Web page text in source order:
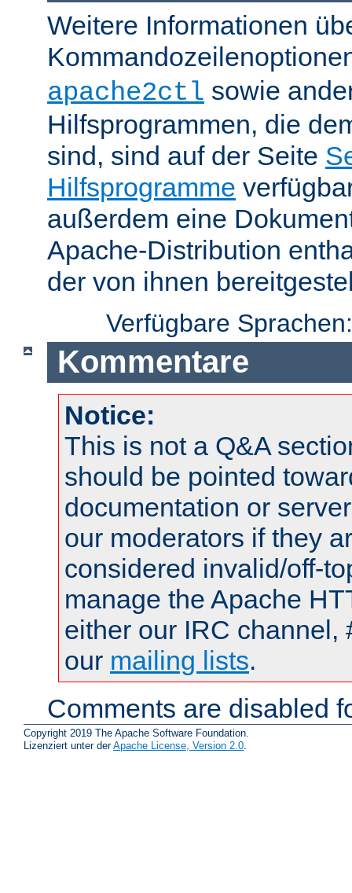
Weitere Informationen
apache2ctl sowie
Hilfsprogrammen, die
sind, sind auf der Seite
Hilfsprogramme
außerdem eine
Apache-Distribution
der von ihnen
Verfügbare
Kommentare
Notice:
This is not a Q&A
should be pointed
documentation or
our moderators if they
considered invalid/off-
manage the Apache
either our IRC channel,
our mailing lists.
Comments are disabled
Copyright 2019 The Apache Software Foundation.
Lizenziert unter derApache License, Version 2.0